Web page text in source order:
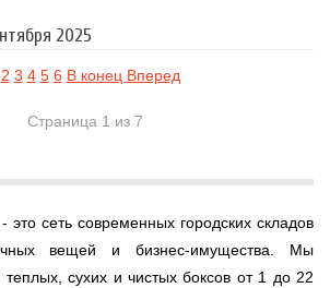
2025
2 3 4 5 6 В конец Вперед
Страница 1 из 7
- это сеть современных городских складов
вещей и бизнес-имущества. Мы
сухих и чистых боксов от 1 до 22